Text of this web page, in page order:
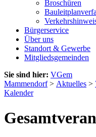
Broschüren
Bürgerservice
Über uns
Standort & Gewerbe
Mitgliedsgemeinden
Sie sind hier: VGem
Mammendorf> Aktuelles >
Kalender